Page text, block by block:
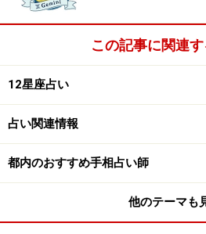
8位：おうし座／牡牛座
日生まれ）
恨みがましい気分になりがち
OK。
＞【12星座別】今月の「軌道修
この記事に関連
12星座占い
占い関連情報
都内のおすすめ手相占い師
他のテーマも